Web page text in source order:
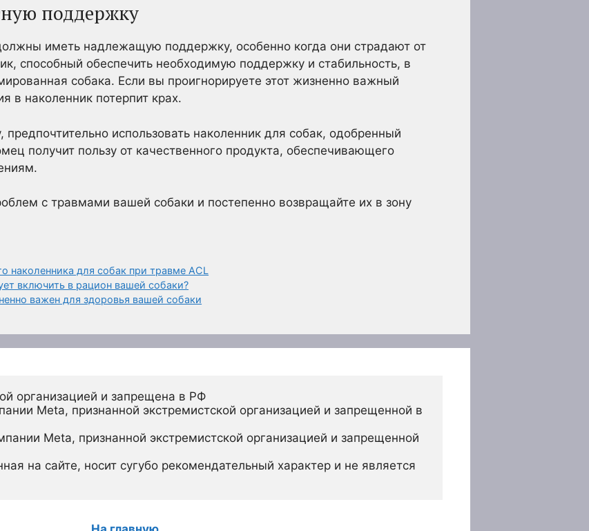
поддержку
иметь надлежащую поддержку, особенно когда они страдают от
способный обеспечить необходимую поддержку и стабильность, в
собака. Если вы проигнорируете этот жизненно важный
в наколенник потерпит крах.
использовать наколенник для собак, одобренный
получит пользу от качественного продукта, обеспечивающего
с травмами вашей собаки и постепенно возвращайте их в зону
наколенника для собак при травме ACL
включить в рацион вашей собаки?
важен для здоровья вашей собаки
организацией и запрещена в РФ
Meta, признанной экстремистской организацией и запрещенной в
Meta, признанной экстремистской организацией и запрещенной
на сайте, носит сугубо рекомендательный характер и не является